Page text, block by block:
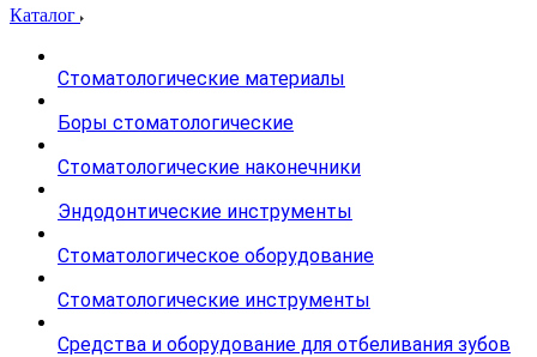
Каталог
Стоматологические материалы
Боры стоматологические
Стоматологические наконечники
Эндодонтические инструменты
Стоматологическое оборудование
Стоматологические инструменты
Средства и оборудование для отбеливания зубов